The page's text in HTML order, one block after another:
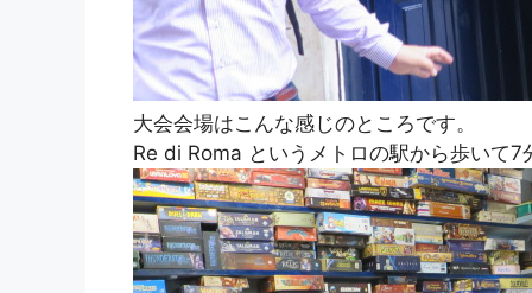
大会会場はこんな感じのところです。
Re di Roma というメトロの駅から歩いて7